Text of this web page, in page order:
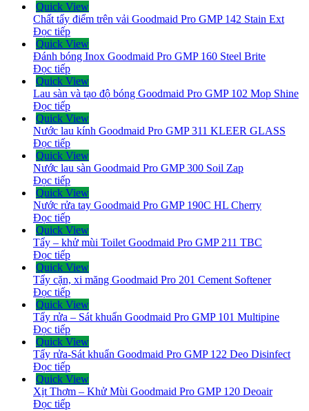
Quick View
Chất tẩy điểm trên vải Goodmaid Pro GMP 142 Stain Ext
Đọc tiếp
Quick View
Đánh bóng Inox Goodmaid Pro GMP 160 Steel Brite
Đọc tiếp
Quick View
Lau sàn và tạo độ bóng Goodmaid Pro GMP 102 Mop Shine
Đọc tiếp
Quick View
Nước lau kính Goodmaid Pro GMP 311 KLEER GLASS
Đọc tiếp
Quick View
Nước lau sàn Goodmaid Pro GMP 300 Soil Zap
Đọc tiếp
Quick View
Nước rửa tay Goodmaid Pro GMP 190C HL Cherry
Đọc tiếp
Quick View
Tẩy – khử mùi Toilet Goodmaid Pro GMP 211 TBC
Đọc tiếp
Quick View
Tẩy cặn, xi măng Goodmaid Pro 201 Cement Softener
Đọc tiếp
Quick View
Tẩy rửa – Sát khuẩn Goodmaid Pro GMP 101 Multipine
Đọc tiếp
Quick View
Tẩy rửa-Sát khuẩn Goodmaid Pro GMP 122 Deo Disinfect
Đọc tiếp
Quick View
Xịt Thơm – Khử Mùi Goodmaid Pro GMP 120 Deoair
Đọc tiếp